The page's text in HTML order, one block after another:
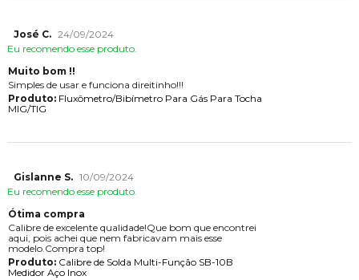
José C. 24/09/2024
Eu recomendo esse produto.
Muito bom !!
Simples de usar e funciona direitinho!!!
Produto:Fluxômetro/Bibímetro Para Gás Para Tocha
MIG/TIG
Gislanne S. 10/09/2024
Eu recomendo esse produto.
Ótima compra
Calibre de excelente qualidade!Que bom que encontrei
aqui, pois achei que nem fabricavam mais esse
modelo.Compra top!
Produto:Calibre de Solda Multi-Função SB-10B
Medidor Aço Inox